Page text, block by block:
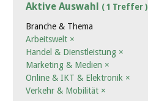
Aktive Auswahl ( 1 Treffer )
Branche & Thema
Arbeitswelt ×
Handel & Dienstleistung ×
Marketing & Medien ×
Online & IKT & Elektronik ×
Verkehr & Mobilität ×